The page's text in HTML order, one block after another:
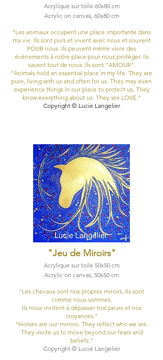
Acrylique sur toile 60x80 cm
Acrylic on canvas, 60x80 cm
"Les animaux occupent une place importante dans
ma vie. Ils sont purs et vivent avec nous et souvent
POUR nous. Ils peuvent même vivre des
évènements à notre place pour nous protéger. Ils
savent tout de nous. Ils sont "AMOUR".
"Animals hold an essential place in my life. They are
pure, living with us and often for us. They may even
experience things in our place to protect us. They
know everything about us. They are LOVE."
Copyright © Lucie Langelier
"Jeu de Miroirs"
Acrylique sur toile 50x50 cm
Acrylic on canvas, 50x50 cm​
"Les chevaux sont nos propres miroirs. Ils sont
comme nous sommes.
Ils nous invitent à dépasser nos peurs et nos
croyances."
"Horses are our mirrors. They reflect who we are.
They invite us to move beyond our fears and
beliefs. "
Copyright © Lucie Langelier